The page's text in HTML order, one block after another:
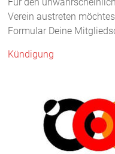
Verein austreten
Formular Deine
Kündigung